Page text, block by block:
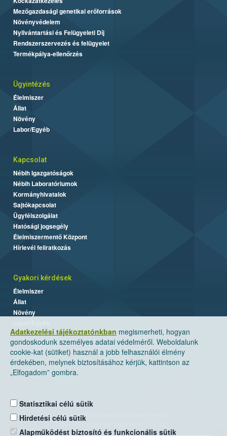
Adatkezelési tájékoztatónkban megismerheti, hogyan
gondoskodunk személyes adatai védelméről. Weboldalunk
cookie-kat (sütiket) használ a jobb felhasználói élmény
érdekében, melynek biztosításához kérjük, kattintson az
„Elfogadom” gombra.
Statisztikai célú sütik
Hirdetési célú sütik
Alapműködést biztosító és funkcionális sütik
Mezőgazdasági genetikai erőforrások
Növényvédelem
Nyilvántartási és Felügyeleti Díj
Rendszerszervezés és felügyelet
Termékpálya-ellenőrzés
Ügyintézés
Élelmiszer
Állat
Növény
Labor/Egyéb
Kapcsolat
Nébih Igazgatóságok
Nébih Laboratóriumok
Kormányhivatalok
Sajtókapcsolat
Ügyfélszolgálat
Hatósági jogsegély
Élelmiszermentő Központ
Hírlevél feliratkozás
Gyakori kérdések
Élelmiszer
Állat
Növény
Nemzeti Élelmiszerlánc-biztonsági Hivatal
Levelezési cím: 1525 Budapest. Pf. 30.